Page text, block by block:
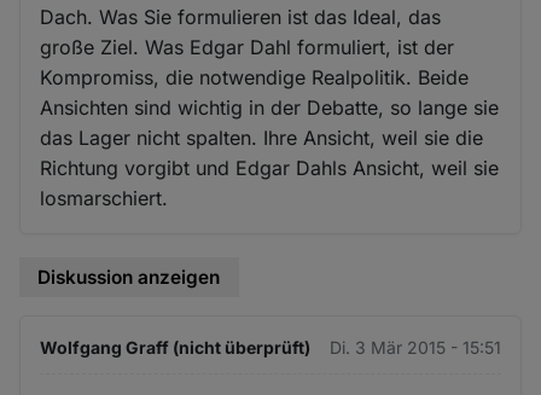
Dach. Was Sie formulieren ist das Ideal, das
große Ziel. Was Edgar Dahl formuliert, ist der
Kompromiss, die notwendige Realpolitik. Beide
Ansichten sind wichtig in der Debatte, so lange sie
das Lager nicht spalten. Ihre Ansicht, weil sie die
Richtung vorgibt und Edgar Dahls Ansicht, weil sie
losmarschiert.
Diskussion anzeigen
Wolfgang Graff (nicht überprüft) Di. 3 Mär 2015 - 15:51